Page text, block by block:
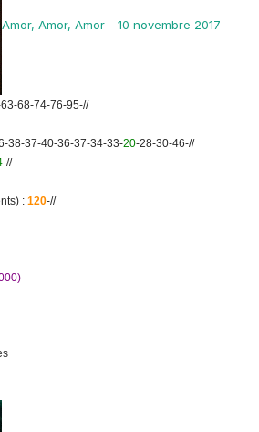
Amor, Amor, Amor - 10 novembre 2017
68-74-76-95-//
38-37-40-36-37-34-33-20-28-30-46-//
-//
: 120-//